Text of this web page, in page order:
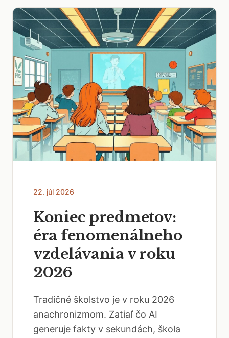
22. júl 2026
Koniec predmetov:
éra fenomenálneho
vzdelávania v roku
2026
Tradičné školstvo je v roku 2026
anachronizmom. Zatiaľ čo AI
generuje fakty v sekundách, škola